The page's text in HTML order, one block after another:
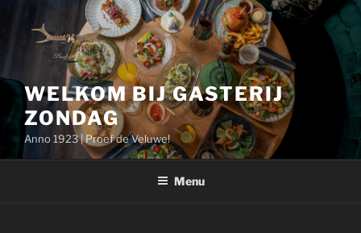
WELKOM BIJ GASTERIJ
ZONDAG
Anno 1923 | Proef de Veluwe!
Menu